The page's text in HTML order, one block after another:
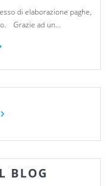
di elaborazione paghe,
Grazie ad un…
BLOG